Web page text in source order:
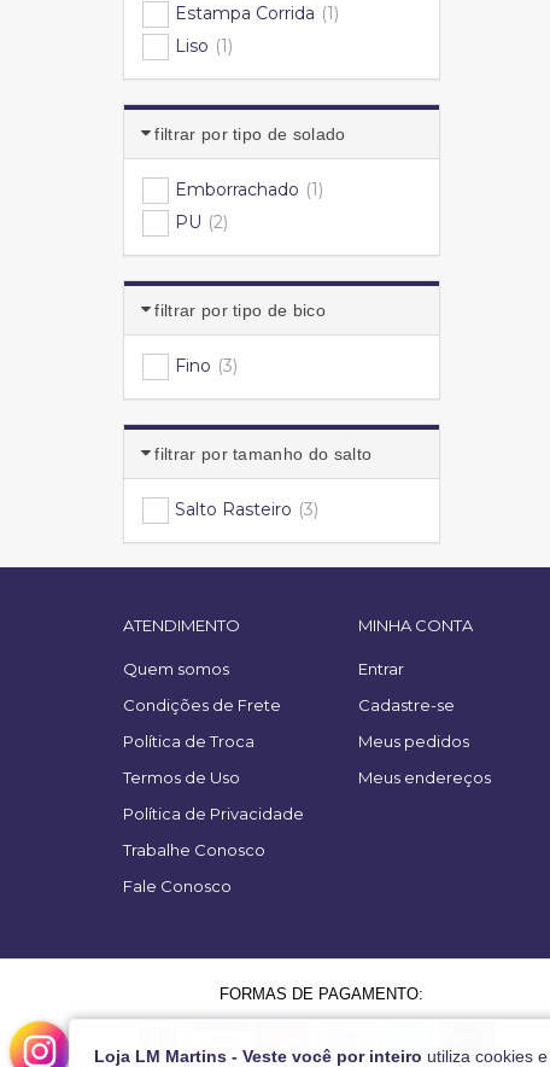
Loja LM Martins - Veste você por inteiro utiliza cookies
Estampa Corrida (1)
Liso (1)
filtrar por tipo de solado
Emborrachado (1)
PU (2)
filtrar por tipo de bico
Fino (3)
filtrar por tamanho do salto
Salto Rasteiro (3)
ATENDIMENTO
Quem somos
Condições de Frete
Política de Troca
Termos de Uso
Política de Privacidade
Trabalhe Conosco
Fale Conosco
MINHA CONTA
Entrar
Cadastre-se
Meus pedidos
Meus endereços
FORMAS DE PAGAMENTO: